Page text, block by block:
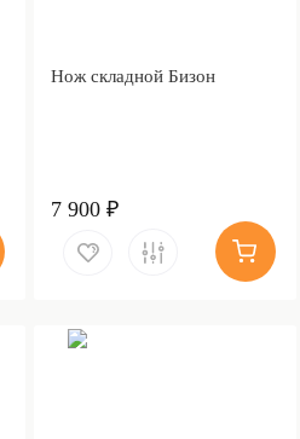
Нож складной Бизон
7 900 ₽